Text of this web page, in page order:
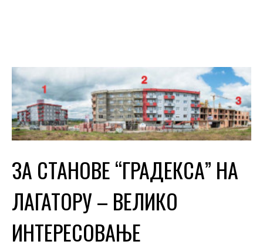
ЗА СТАНОВЕ “ГРАДЕКСА” НА
ЛАГАТОРУ – ВЕЛИКО
ИНТЕРЕСОВАЊЕ